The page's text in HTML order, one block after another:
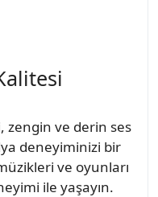
zengin ve derin ses
deneyiminizi bir
ve oyunları
ile yaşayın.